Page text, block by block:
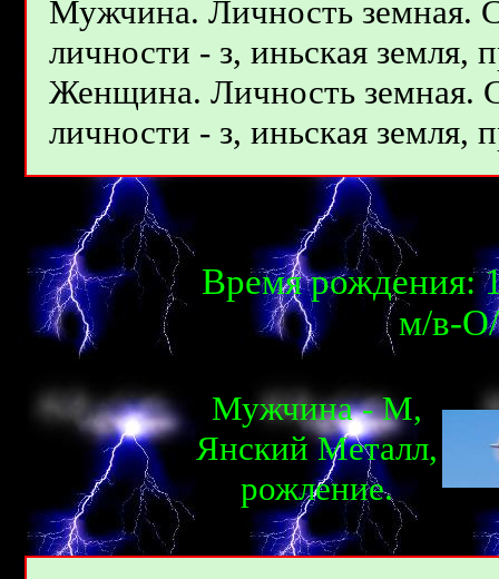
Мужчина. Личность земная.
личности - з, иньcкая земля,
Женщина. Личность земная.
личности - з, иньcкая земля,
Время рождения:
м/в-
Мужчина - М,
Янcкий Металл,
рожлениe.